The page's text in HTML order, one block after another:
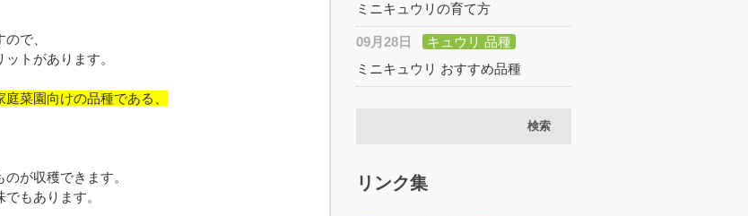
で、
トがあります。
菜園向けの品種である、
が収穫できます。
もあります。
ミニキュウリの育て方
09月28日
キュウリ 品種
ミニキュウリ おすすめ品種
リンク集